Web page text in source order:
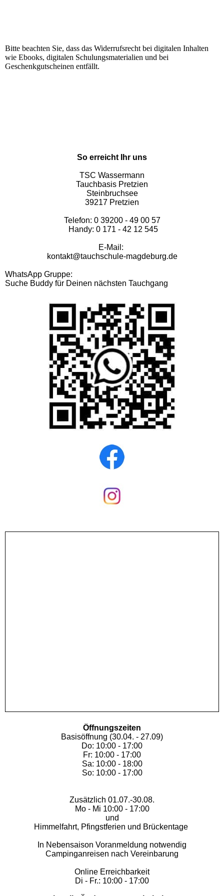
Bitte beachten Sie, dass das Widerrufsrecht bei digitalen Inhalten
wie Ebooks, digitalen Schulungsmaterialien und bei
Geschenkgutscheinen entfällt.
So erreicht Ihr uns
TSC Wassermann
Tauchbasis Pretzien
Steinbruchsee
39217 Pretzien
Telefon: 0 39200 - 49 00 57
Handy: 0 171 - 42 12 545
E-Mail:
kontakt@tauchschule-magdeburg.de
WhatsApp Gruppe:
Suche Buddy für Deinen nächsten Tauchgang
Öffnungszeiten
Basisöffnung (30.04. - 27.09)
Do: 10:00 - 17:00
Fr: 10:00 - 17:00
Sa: 10:00 - 18:00
So: 10:00 - 17:00
Zusätzlich 01.07.-30.08.
Mo - Mi 10:00 - 17:00
und
Himmelfahrt, Pfingstferien und Brückentage
In Nebensaison Voranmeldung notwendig
Campinganreisen nach Vereinbarung
Online Erreichbarkeit
Di - Fr.: 10:00 - 17:00